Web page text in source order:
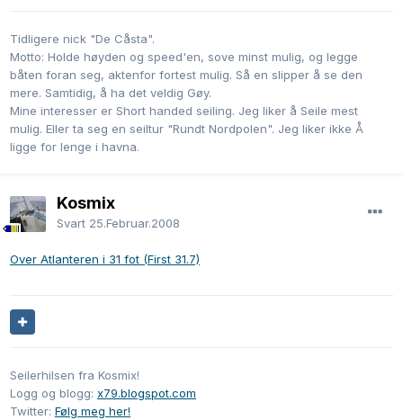
Tidligere nick "De Cåsta".
Motto: Holde høyden og speed'en, sove minst mulig, og legge
båten foran seg, aktenfor fortest mulig. Så en slipper å se den
mere. Samtidig, å ha det veldig Gøy.
Mine interesser er Short handed seiling. Jeg liker å Seile mest
mulig. Eller ta seg en seiltur "Rundt Nordpolen". Jeg liker ikke Å
ligge for lenge i havna.
Kosmix
Svart 25.Februar.2008
Over Atlanteren i 31 fot (First 31.7)
Seilerhilsen fra Kosmix!
Logg og blogg: x79.blogspot.com
Twitter: Følg meg her!